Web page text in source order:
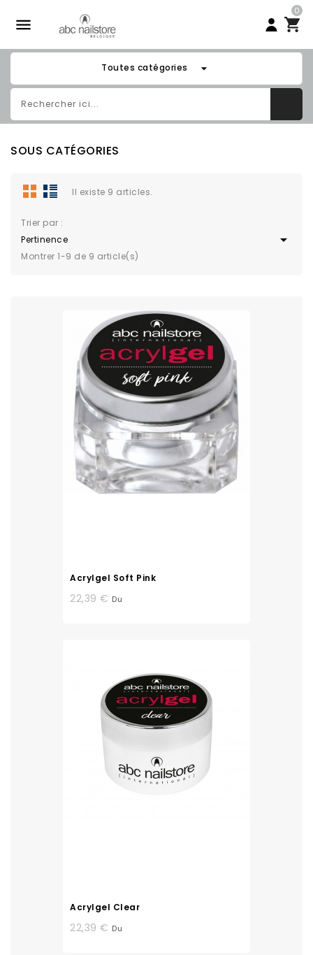

0
Toutes catégories arrow_drop_down
SOUS CATÉGORIES
Il existe 9 articles.
Trier par :
Pertinence

Montrer 1-9 de 9 article(s)
Acrylgel Soft Pink
22,39 € Du
Acrylgel Clear
22,39 € Du